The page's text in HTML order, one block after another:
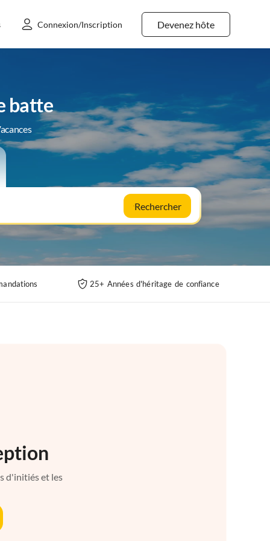
Devenez hôte
Connexion/Inscription
batte
Rechercher
25+ Années d'héritage de confiance
d'initiés et les